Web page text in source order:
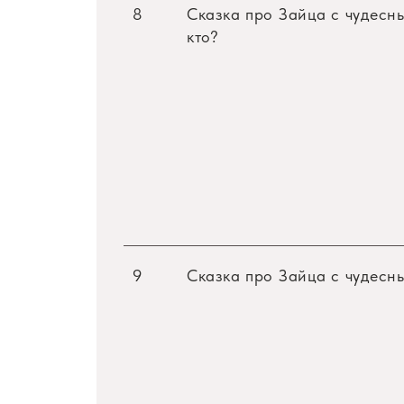
Петух — Борис Рунге
8
Сказка про Зайца с
кто?
9 Сказка про Зайца с